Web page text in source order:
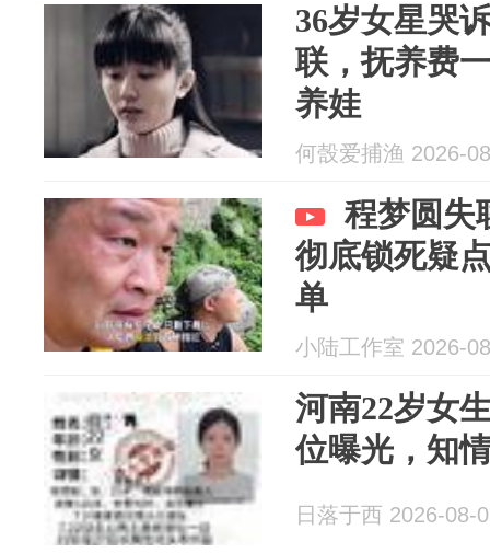
36岁女星哭
联，抚养费
养娃
何嗀爱捕渔 2026-
程梦圆失
彻底锁死疑
单
小陆工作室 2026-
河南22岁女
位曝光，知
日落于西 2026-08-